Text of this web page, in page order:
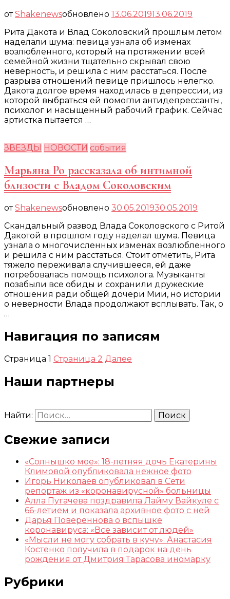
отShakenewsобновлено 13.06.201913.06.2019
Рита Дакота и Влад Соколовский прошлым летом
наделали шума: певица узнала об изменах
возлюбленного, который на протяжении всей
семейной жизни тщательно скрывал свою
неверность, и решила с ним расстаться. После
разрыва отношений певице пришлось нелегко.
Дакота долгое время находилась в депрессии, из
которой выбраться ей помогли антидепрессанты,
психолог и насыщенный рабочий график. Сейчас
артистка пытается …
ЗВЕЗДЫ НОВОСТИ события
Марьяна Ро рассказала об интимной
близости с Владом Соколовским
отShakenewsобновлено 30.05.201930.05.2019
Скандальный развод Влада Соколовского с Ритой
Дакотой в прошлом году наделал шума. Певица
узнала о многочисленных изменах возлюбленного
и решила с ним расстаться. Стоит отметить, Рита
тяжело переживала случившееся, ей даже
потребовалась помощь психолога. Музыканты
позабыли все обиды и сохранили дружеские
отношения ради общей дочери Мии, но истории
о неверности Влада продолжают всплывать. Так, о
…
Навигация по записям
Страница 1 Страница 2 Далее
Наши партнеры
Найти:
Свежие записи
«Солнышко мое»: 18-летняя дочь Екатерины
Климовой опубликовала нежное фото
Игорь Николаев опубликовал в Сети
репортаж из «коронавирусной» больницы
Алла Пугачева поздравила Лайму Вайкуле с
66-летием и показала архивное фото с ней
Дарья Повереннова о вспышке
коронавируса: «Все зависит от людей»
«Мысли не могу собрать в кучу»: Анастасия
Костенко получила в подарок на день
рождения от Дмитрия Тарасова иномарку
Рубрики